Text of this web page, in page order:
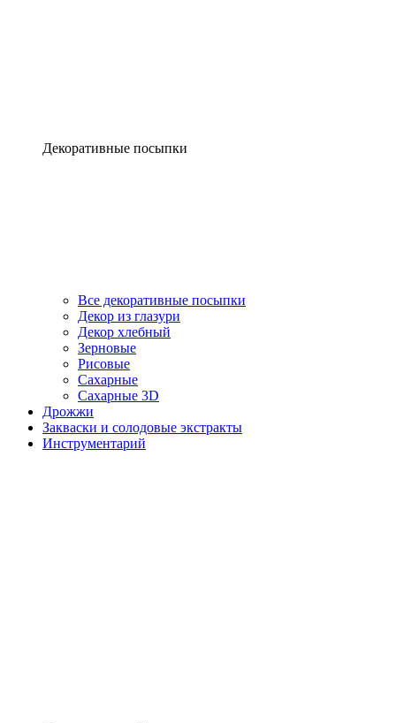
Декоративные посыпки
Все декоративные посыпки
Декор из глазури
Декор хлебный
Зерновые
Рисовые
Сахарные
Сахарные 3D
Дрожжи
Закваски и солодовые экстракты
Инструментарий